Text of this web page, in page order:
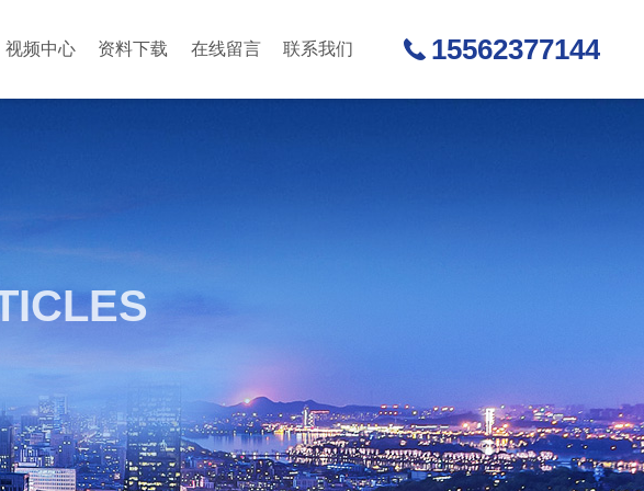
视频中心 资料下载 在线留言 联系我们 15562377144